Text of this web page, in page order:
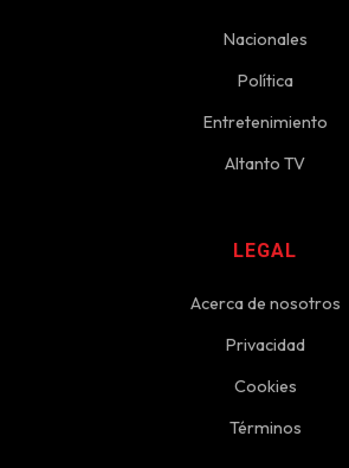
Nacionales
Política
Entretenimiento
Altanto TV
LEGAL
Acerca de nosotros
Privacidad
Cookies
Términos